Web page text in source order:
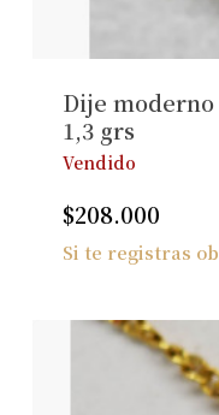
Dije
1,3 grs
Vendido
$208.000
Si te registras